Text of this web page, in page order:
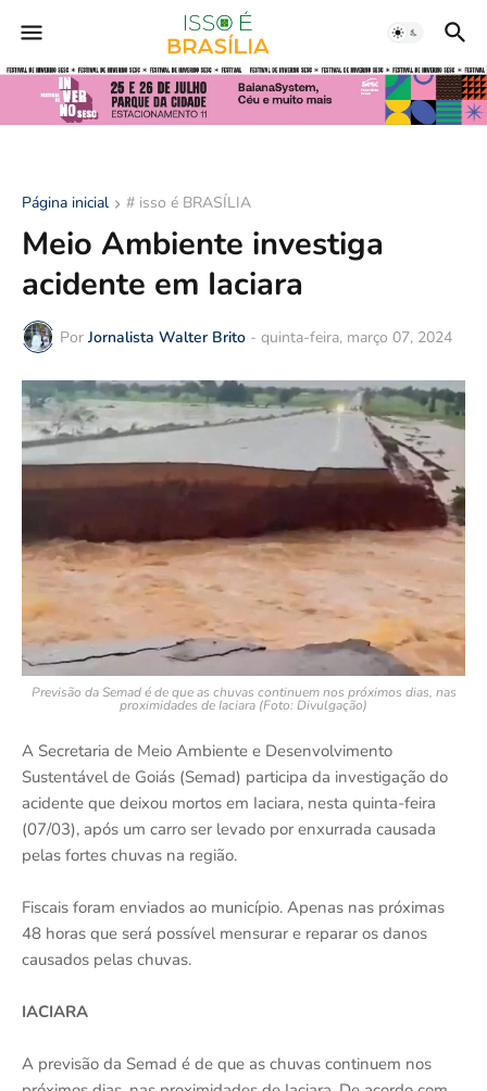
Página inicial # isso é BRASÍLIA
Meio Ambiente investiga
acidente em Iaciara
Por Jornalista Walter Brito - quinta-feira, março 07, 2024
Previsão da Semad é de que as chuvas continuem nos próximos dias, nas
proximidades de Iaciara (Foto: Divulgação)
A Secretaria de Meio Ambiente e Desenvolvimento
Sustentável de Goiás (Semad) participa da investigação do
acidente que deixou mortos em Iaciara, nesta quinta-feira
(07/03), após um carro ser levado por enxurrada causada
pelas fortes chuvas na região.
Fiscais foram enviados ao município. Apenas nas próximas
48 horas que será possível mensurar e reparar os danos
causados pelas chuvas.
IACIARA
A previsão da Semad é de que as chuvas continuem nos